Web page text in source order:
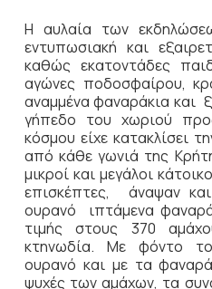
Η αυλαία των
εντυπωσιακή και
καθώς εκατοντάδες
αγώνες ποδοσφαίρου,
αναμμένα φαναράκια και
γήπεδο του χωριού
κόσμου είχε κατακλίσει
από κάθε γωνιά της
μικροί και μεγάλοι
επισκέπτες, άναψαν
ουρανό ιπτάμενα
τιμής στους 370
κτηνωδία. Με φόντο το
ουρανό και με τα
ψυχές των αμάχων, τα